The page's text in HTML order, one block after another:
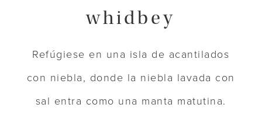
whidbey
Refúgiese en una isla de acantilados
con niebla, donde la niebla lavada con
sal entra como una manta matutina.